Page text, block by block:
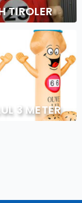
TIROLER
3 METER